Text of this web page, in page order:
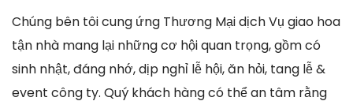
Chúng bên tôi cung ứng Thương Mại dịch Vụ giao hoa
tận nhà mang lại những cơ hội quan trọng, gồm có
sinh nhật, đáng nhớ, dịp nghỉ lễ hội, ăn hỏi, tang lễ &
event công ty. Quý khách hàng có thể an tâm rằng